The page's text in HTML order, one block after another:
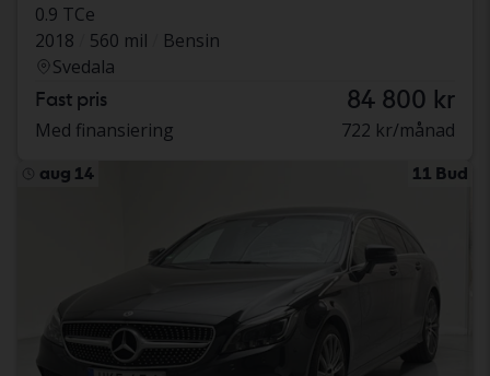
0.9 TCe
2018
560 mil
Bensin
Svedala
Fast pris 84 800 kr
Med finansiering 722 kr/månad
aug 14 11 Bud